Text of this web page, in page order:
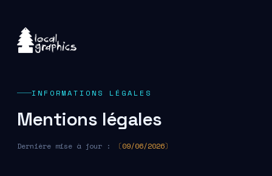
INFORMATIONS LÉGALES
Mentions légales
Dernière mise à jour : 〔09/06/2026〕